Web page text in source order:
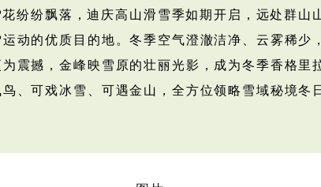
花纷纷飘落，迪庆高山滑雪季如期开启，远处群山
动的优质目的地。冬季空气澄澈洁净、云雾稀少
震撼，金峰映雪原的壮丽光影，成为冬季香格里
、可戏冰雪、可遇金山，全方位领略雪域秘境冬